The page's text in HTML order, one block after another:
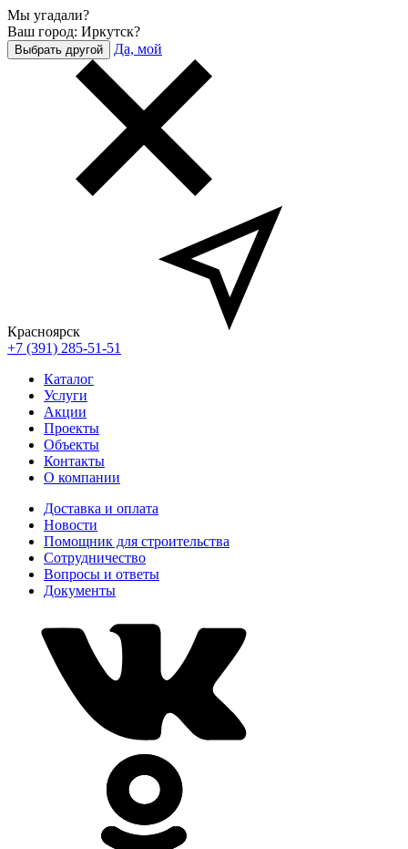
Мы угадали?
Ваш город: Иркутск?
Выбрать другой Да, мой
Красноярск
+7 (391) 285-51-51
Каталог
Услуги
Акции
Проекты
Объекты
Контакты
О компании
Доставка и оплата
Новости
Помощник для строительства
Сотрудничество
Вопросы и ответы
Документы